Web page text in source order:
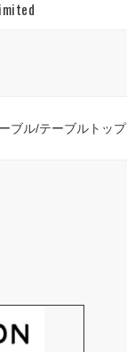
ブル/テーブルトップ